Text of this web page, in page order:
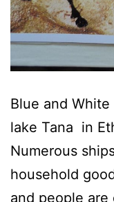
Blue and
lake Tana in
Numerous
household
and people